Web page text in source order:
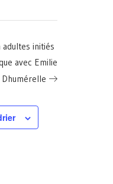
initiés
avec Emilie
Dhumérelle